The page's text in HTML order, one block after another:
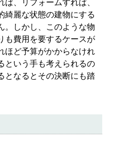
綺麗な状態の建物にする
。しかし、このような物
も費用を要するケースが
ほど予算がかからなけれ
という手も考えられるの
となるとその決断にも踏